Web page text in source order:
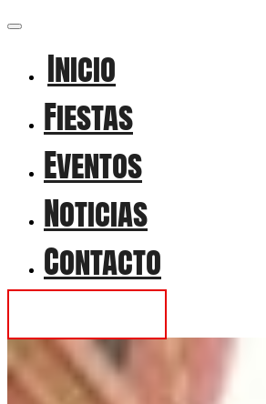
Inicio
Fiestas
Eventos
Noticias
Contacto